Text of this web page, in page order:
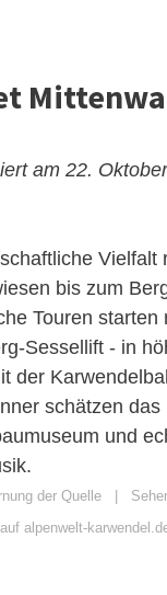
am 22.
Vielfalt
bis zum
Touren starten
Sessellift - in
der
schätzen das
und
der Quelle
alpenwelt-